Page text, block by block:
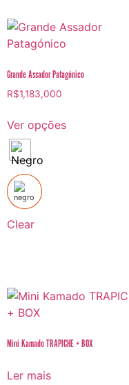
Grande Assador Patagónico
R$1,183,000
Ver opções
Clear
Mini Kamado TRAPICHE + BOX
Ler mais